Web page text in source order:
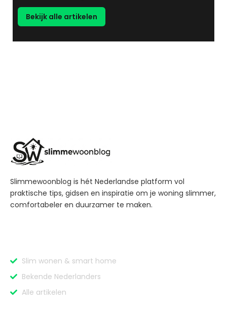
Bekijk alle artikelen
Slimmewoonblog is hét Nederlandse platform vol
praktische tips, gidsen en inspiratie om je woning slimmer,
comfortabeler en duurzamer te maken.
Slim wonen & smart home
Bekende Nederlanders
Alle artikelen